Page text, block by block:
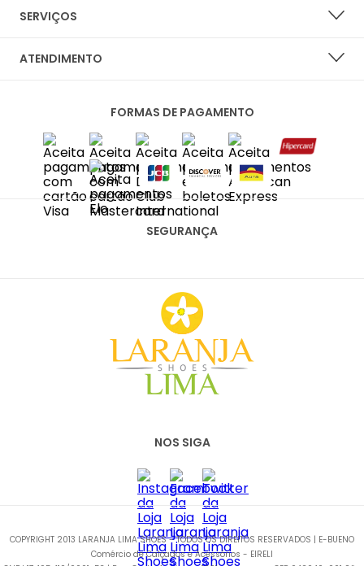
POLÍTICA DE ENTREGA
TROCAS E DEVOLUÇÕES
SERVIÇOS
ATENDIMENTO
SAC
DIAS ÚTEIS DAS 10H ÀS 18H
SAC@LARANJALIMASHOES.COM.BR
(11) 2067-8100
FORMAS DE PAGAMENTO
SEGURANÇA
NOS SIGA
COPYRIGHT 2013 LARANJA LIMA SHOES - TODOS OS DIREITOS RESERVADOS | E-BUENO
Comércio de Calçados e Acessórios - EIRELI